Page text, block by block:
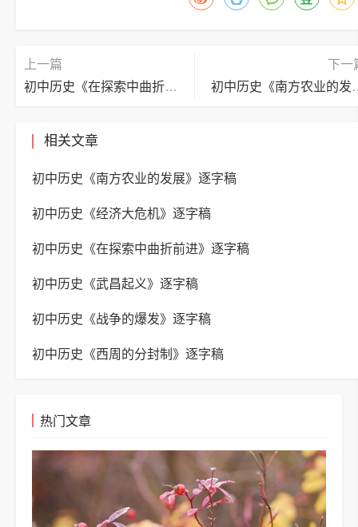
上一篇
初中历史《在探索中曲折前进》逐字稿
下一
初中历史
相关文章
初中历史《南方农业的发展》逐字稿
初中历史《经济大危机》逐字稿
初中历史《在探索中曲折前进》逐字稿
初中历史《武昌起义》逐字稿
初中历史《战争的爆发》逐字稿
初中历史《西周的分封制》逐字稿
热门文章